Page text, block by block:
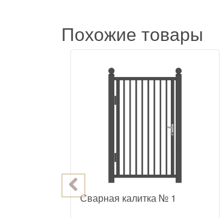
Похожие товары
Сварная калитка № 1